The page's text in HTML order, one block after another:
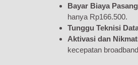
Bayar Biaya
hanya Rp166.500.
Tunggu Teknisi
Aktivasi dan
kecepatan